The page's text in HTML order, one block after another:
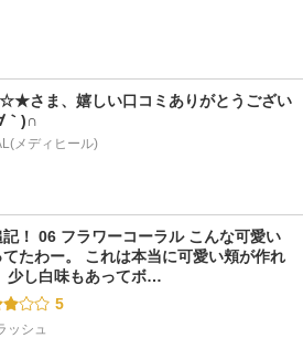
さま、嬉しい口コミありがとうござい
｀)∩
メディヒール)
！ 06 フラワーコーラル こんな可愛い
たわー。 これは本当に可愛い頬が作れ
少し白味もあってボ…
5
ッシュ